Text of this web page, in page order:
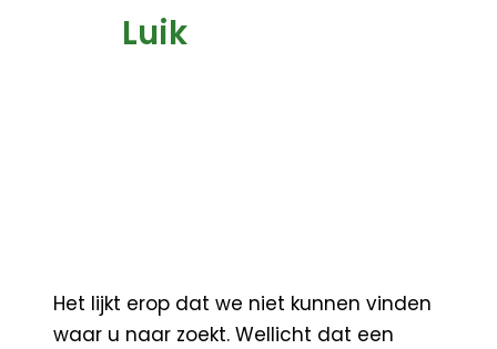
Luik
Het lijkt erop dat we niet kunnen vinden
waar u naar zoekt. Wellicht dat een